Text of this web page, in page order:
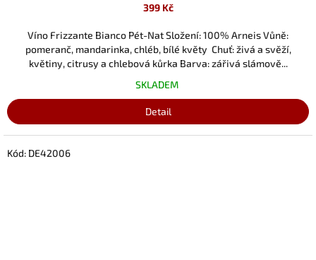
399 Kč
Víno Frizzante Bianco Pét-Nat Složení: 100% Arneis Vůně:
pomeranč, mandarinka, chléb, bílé květy Chuť: živá a svěží,
květiny, citrusy a chlebová kůrka Barva: zářivá slámově...
SKLADEM
Detail
Kód: DE42006